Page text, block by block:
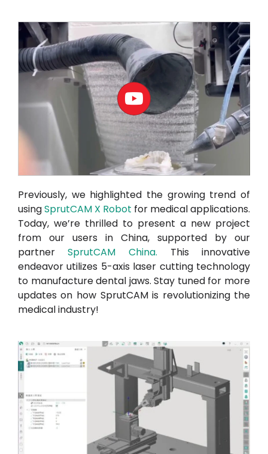
Contul meu
Conectați-vă
Previously, we highlighted the growing trend of
usingSprutCAM X Robot for medical applications.
Today, we’re thrilled to present a new project
from our users in China, supported by our
partnerSprutCAM China. This innovative
endeavor utilizes 5-axis laser cutting technology
to manufacture dental jaws. Stay tuned for more
updates on how SprutCAM is revolutionizing the
medical industry!